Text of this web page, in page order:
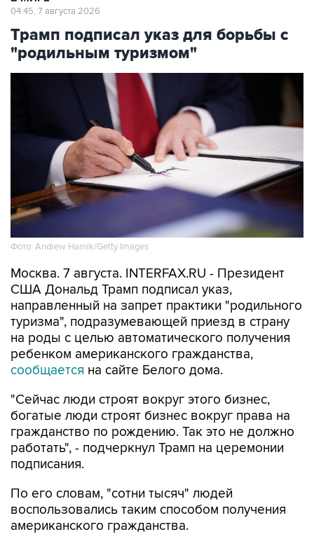
04:45, 7 августа 2026
Трамп подписал указ для борьбы с
"родильным туризмом"
Фото: Andrew Harnik/Getty Images
Москва. 7 августа. INTERFAX.RU - Президент
США Дональд Трамп подписал указ,
направленный на запрет практики "родильного
туризма", подразумевающей приезд в страну
на роды с целью автоматического получения
ребенком американского гражданства,
сообщается на сайте Белого дома.
"Сейчас люди строят вокруг этого бизнес,
богатые люди строят бизнес вокруг права на
гражданство по рождению. Так это не должно
работать", - подчеркнул Трамп на церемонии
подписания.
По его словам, "сотни тысяч" людей
воспользовались таким способом получения
американского гражданства.